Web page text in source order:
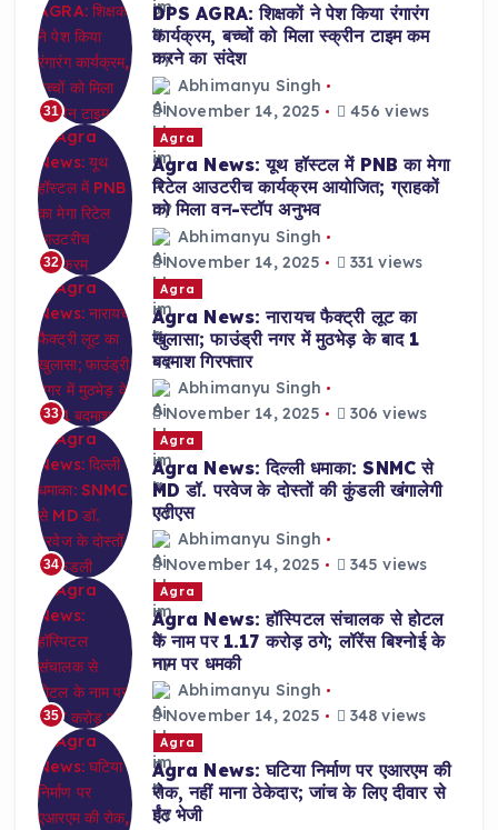
31
DPS AGRA: शिक्षकों ने पेश किया रंगारंग
कार्यक्रम, बच्चों को मिला स्क्रीन टाइम कम
करने का संदेश
Abhimanyu Singh
November 14, 2025
456 views
32
Agra
Agra News: यूथ हॉस्टल में PNB का मेगा
रिटेल आउटरीच कार्यक्रम आयोजित; ग्राहकों
को मिला वन-स्टॉप अनुभव
Abhimanyu Singh
November 14, 2025
331 views
33
Agra
Agra News: नारायच फैक्ट्री लूट का
खुलासा; फाउंड्री नगर में मुठभेड़ के बाद 1
बदमाश गिरफ्तार
Abhimanyu Singh
November 14, 2025
306 views
34
Agra
Agra News: दिल्ली धमाका: SNMC से
MD डॉ. परवेज के दोस्तों की कुंडली खंगालेगी
एटीएस
Abhimanyu Singh
November 14, 2025
345 views
35
Agra
Agra News: हॉस्पिटल संचालक से होटल
के नाम पर 1.17 करोड़ ठगे; लॉरेंस बिश्नोई के
नाम पर धमकी
Abhimanyu Singh
November 14, 2025
348 views
Agra
Agra News: घटिया निर्माण पर एआरएम की
रोक, नहीं माना ठेकेदार; जांच के लिए दीवार से
ईंट भेजी